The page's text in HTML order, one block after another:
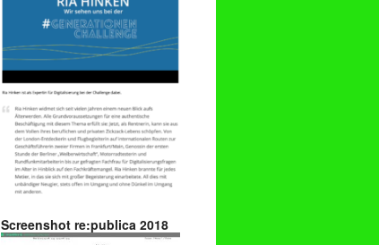
Screenshot re:publica 2018